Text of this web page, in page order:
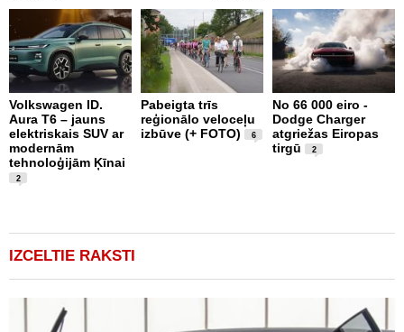
Volkswagen ID.
Aura T6 – jauns
elektriskais SUV ar
modernām
tehnoloģijām Ķīnai
2
Pabeigta trīs
reģionālo veloceļu
izbūve (+ FOTO)
6
No 66 000 eiro -
Dodge Charger
atgriežas Eiropas
tirgū
2
IZCELTIE RAKSTI